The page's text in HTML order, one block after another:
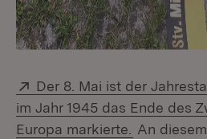
Extern:
Der 8. Mai ist der
im Jahr 1945 das Ende des
Europa markierte.
(Öffnet in
An